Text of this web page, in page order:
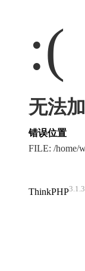
:(
无法
错误位置
FILE: /home/
ThinkPHP3.1.3